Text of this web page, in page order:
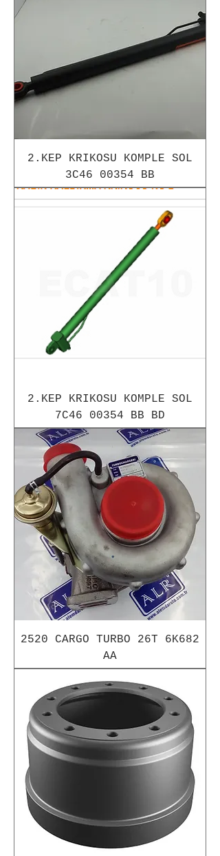
2.KEP KRIKOSU KOMPLE SOL
3C46 00354 BB
2.KEP KRIKOSU KOMPLE SOL
7C46 00354 BB BD
2520 CARGO TURBO 26T 6K682
AA